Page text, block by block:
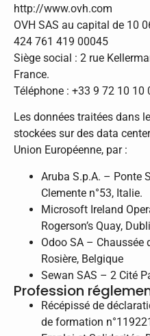
http://www.ovh.com
OVH SAS au capital de 10
424 761 419 00045
Siège social : 2 rue
France.
Téléphone : +33 9 72 10 10
Les données traitées dans
stockées sur des data
Union Européenne, par :
Aruba S.p.A. – Ponte
Clemente n°53, Italie.
Microsoft Ireland
Rogerson’s Quay,
Odoo SA – Chaussée
Rosière, Belgique
Sewan SAS – 2 Cité
Profession
Récépissé de
de formation